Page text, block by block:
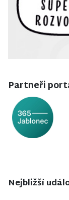
Partneři
Nejbližší